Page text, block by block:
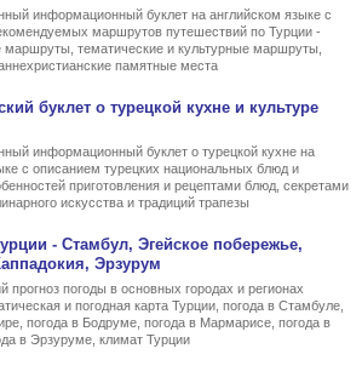
информационный буклет на английском языке с
маршрутов путешествий по Турции -
маршруты, тематические и культурные маршруты,
памятные места
буклет о турецкой кухнеи культуре
информационный буклет о турецкой кухне на
с описанием турецких национальных блюд и
приготовления и рецептами блюд, секретами
искусства и традиций трапезы
- Стамбул, Эгейское побережье,
Эрзурум
прогноз погоды в основных городах и регионах
и погодная карта Турции, погода в Стамбуле,
погода в Бодруме, погода в Мармарисе, погода в
в Эрзуруме, климат Турции